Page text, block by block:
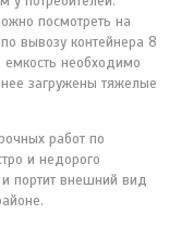
посмотреть на
вывозу контейнера 8
емкость необходимо
загружены тяжелые
работ по
и недорого
портит внешний вид